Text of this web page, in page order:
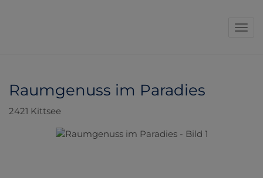
Raumgenuss im Paradies
2421 Kittsee